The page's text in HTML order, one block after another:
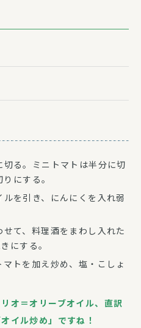
る。ミニトマトは半分に切
にする。
を引き、にんにくを入れ弱
て、料理酒をまわし入れた
にする。
トを加え炒め、塩・こしょ
オ＝オリーブオイル、直訳
イル炒め」ですね！